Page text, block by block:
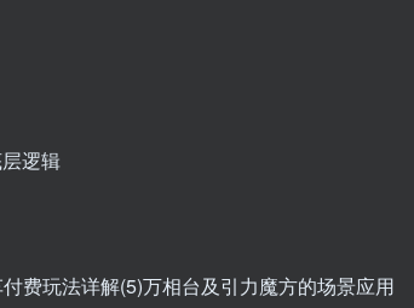
逻辑
费玩法详解(5)万相台及引力魔方的场景应用